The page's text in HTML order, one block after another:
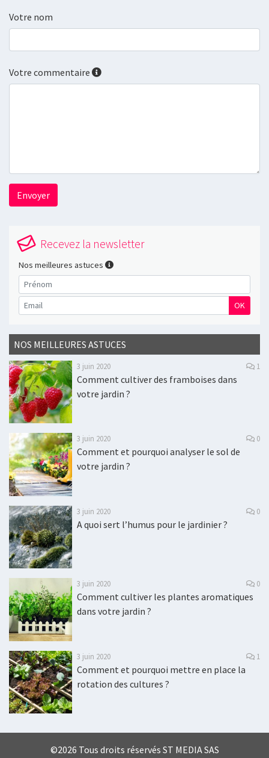
Votre nom
Votre commentaire
Envoyer
Recevez la newsletter
Nos meilleures astuces
OK
NOS MEILLEURES ASTUCES
3 juin 2020 1
Comment cultiver des framboises dans
votre jardin ?
3 juin 2020 0
Comment et pourquoi analyser le sol de
votre jardin ?
3 juin 2020 0
A quoi sert l’humus pour le jardinier ?
3 juin 2020 0
Comment cultiver les plantes aromatiques
dans votre jardin ?
3 juin 2020 1
Comment et pourquoi mettre en place la
rotation des cultures ?
©2026 Tous droits réservés ST MEDIA SAS